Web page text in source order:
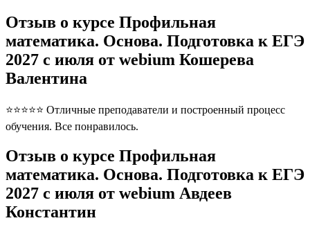
Отзыв о курсе Профильная
математика. Основа. Подготовка к ЕГЭ
2027 с июля от webium Кошерева
Валентина
⭐⭐⭐⭐⭐ Отличные преподаватели и построенный процесс
обучения. Все понравилось.
Отзыв о курсе Профильная
математика. Основа. Подготовка к ЕГЭ
2027 с июля от webium Авдеев
Константин